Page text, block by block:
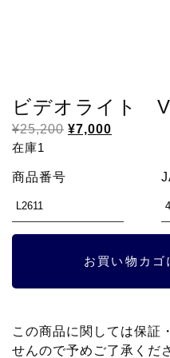
ビデオライト
¥25,200 元
¥25,200
¥7,000
は
で
在庫1
商品番号
イ
お買い物カゴ
この商品に関しては保証
せんので予めご了承くだ